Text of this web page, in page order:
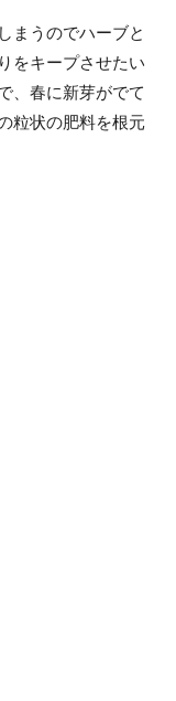
まうのでハーブと
をキープさせたい
、春に新芽がでて
粒状の肥料を根元